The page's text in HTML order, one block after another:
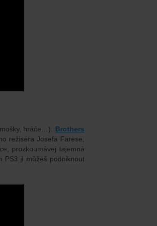
hráče…). Brothers
režiséra Josefa Farese,
prozkoumávej tajemná
PS3 ji můžeš podniknout